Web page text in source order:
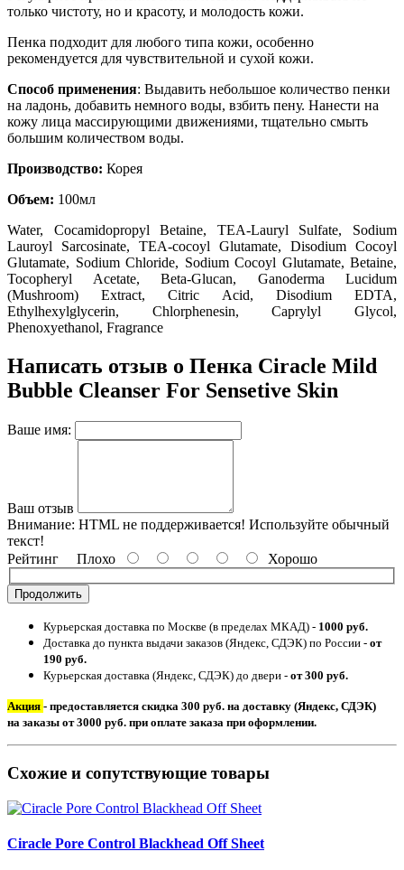
только чистоту, но и красоту, и молодость кожи.
Пенка подходит для любого типа кожи, особенно
рекомендуется для чувствительной и сухой кожи.
Способ применения: Выдавить небольшое количество пенки
на ладонь, добавить немного воды, взбить пену. Нанести на
кожу лица массирующими движениями, тщательно смыть
большим количеством воды.
Производство: Корея
Объем: 100мл
Water, Cocamidopropyl Betaine, TEA-Lauryl Sulfate, Sodium
Lauroyl Sarcosinate, TEA-cocoyl Glutamate, Disodium Cocoyl
Glutamate, Sodium Chloride, Sodium Cocoyl Glutamate, Betaine,
Tocopheryl Acetate, Beta-Glucan, Ganoderma Lucidum
(Mushroom) Extract, Citric Acid, Disodium EDTA,
Ethylhexylglycerin, Chlorphenesin, Caprylyl Glycol,
Phenoxyethanol, Fragrance
Написать отзыв о Пенка Ciracle Mild
Bubble Cleanser For Sensetive Skin
Ваше имя:
Ваш отзыв
Внимание: HTML не поддерживается! Используйте обычный
текст!
Рейтинг Плохо Хорошо
Продолжить
Курьерская доставка по Москве (в пределах МКАД) - 1000 руб.
Доставка до пункта выдачи заказов (Яндекс, СДЭК) по России - от
190 руб.
Курьерская доставка (Яндекс, СДЭК) до двери - от 300 руб.
Акция - предоставляется скидка 300 руб. на доставку (Яндекс, СДЭК)
на заказы от 3000 руб. при оплате заказа при оформлении.
Схожие и сопутствующие товары
Ciracle Pore Control Blackhead Off Sheet